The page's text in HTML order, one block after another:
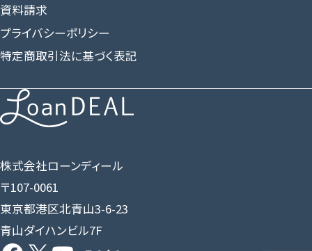
株式会社ローンディール
〒107-0061
東京都港区北青山3-6-23
青山ダイハンビル7F
資料請求
プライバシーポリシー
特定商取引法に基づく表記